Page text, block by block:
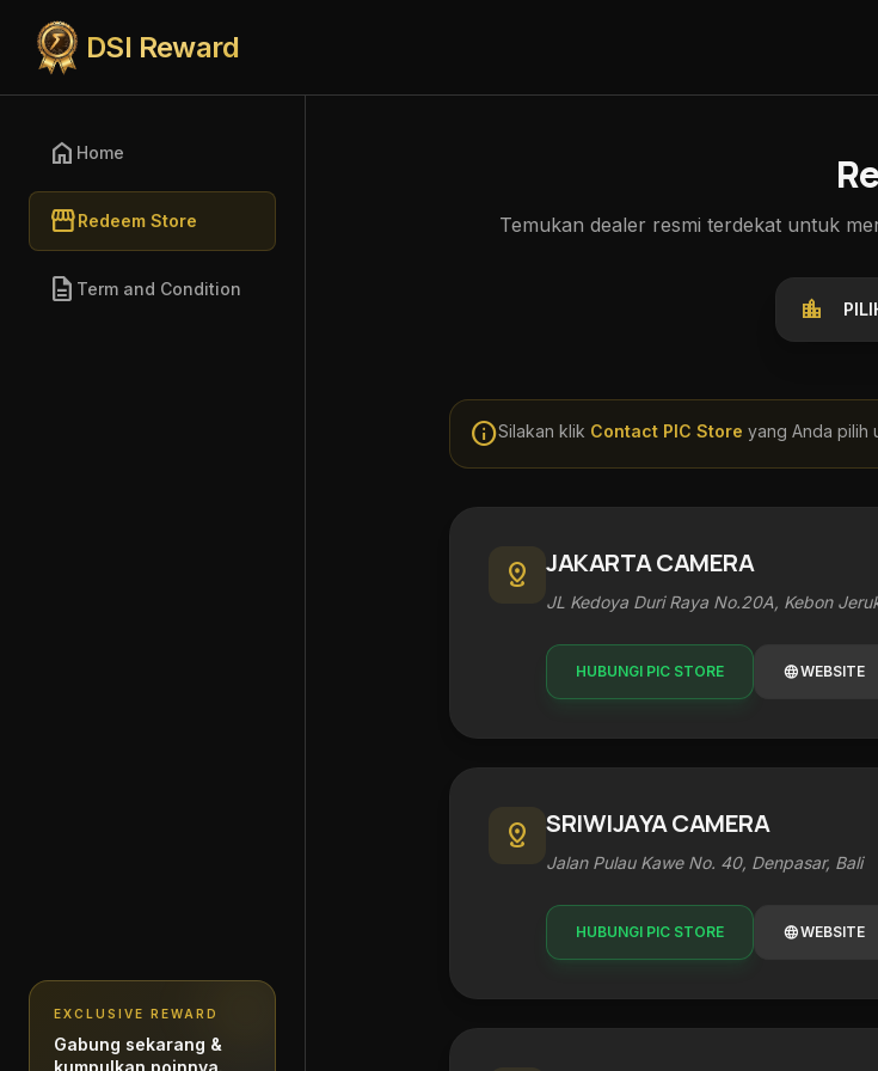
DSI Reward
home Home
storefrontRedeem Store
description Term and Condition
EXCLUSIVE REWARD
Gabung sekarang &
kumpulkan poinnya.
Temukan dealer resmi terdekat untuk
location_city
infoSilakan klik Contact PIC Store yang Anda pilih
distance JAKARTA CAMERA
JL Kedoya Duri Raya No.20A, Kebon
HUBUNGI PIC STORE languageWEBSITE
distance SRIWIJAYA CAMERA
Jalan Pulau Kawe No. 40, Denpasar, Bali
HUBUNGI PIC STORE languageWEBSITE